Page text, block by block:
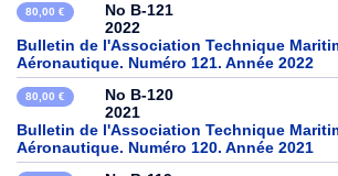
80,00 €
No B-121
2022
Bulletin de l'Association Technique
Aéronautique. Numéro 121. Année 2022
80,00 €
No B-120
2021
Bulletin de l'Association Technique
Aéronautique. Numéro 120. Année 2021